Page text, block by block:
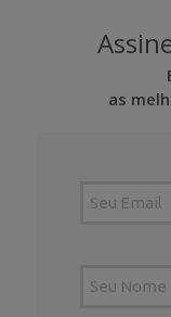
as